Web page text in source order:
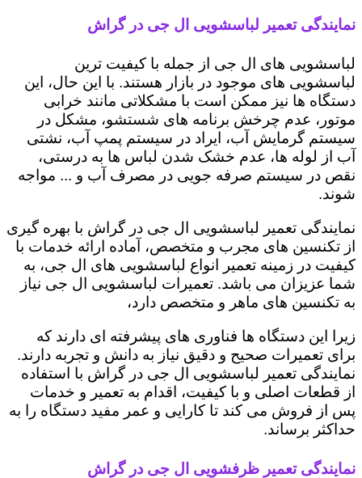
نمایندگی تعمیر لباسشویی ال جی در گراش
لباسشویی های ال جی از جمله با کیفیت ترین
لباسشویی های موجود در بازار هستند. با این حال، این
دستگاه ها نیز ممکن است با مشکلاتی مانند خرابی
موتور، عدم چرخش برنامه های شستشو، مشکل در
سیستم گرمایش آب، ایراد در سیستم پمپ آب، نشتی
آب از لوله ها، عدم خشک شدن لباس ها به درستی،
نقص در سیستم صرفه جویی در مصرف آب و ... مواجه
شوند.
نمایندگی تعمیر لباسشویی ال جی در گراش با بهره گیری
از تکنسین های مجرب و متخصص، آماده ارائه خدمات با
کیفیت در زمینه تعمیر انواع لباسشویی های ال جی، به
شما عزیزان می باشد. تعمیرات لباسشویی ال جی نیاز
به تکنسین های ماهر و متخصص دارد،
زیرا این دستگاه ها فناوری های پیشرفته ای دارند که
برای تعمیرات صحیح و دقیق نیاز به دانش و تجربه دارند.
نمایندگی تعمیر لباسشویی ال جی در گراش با استفاده
از قطعات اصلی و با کیفیت، اقدام به تعمیر و خدمات
پس از فروش می کند تا کارایی و عمر مفید دستگاه را به
حداکثر برساند.
نمایندگی تعمیر ظرفشویی ال جی در گراش